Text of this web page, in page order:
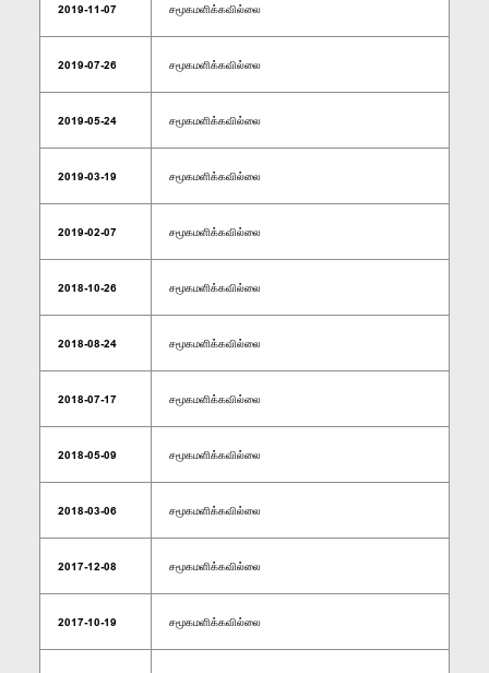
2019-11-07 சமூகமளிக்கவில்லை
2019-07-26 சமூகமளிக்கவில்லை
2019-05-24 சமூகமளிக்கவில்லை
2019-03-19 சமூகமளிக்கவில்லை
2019-02-07 சமூகமளிக்கவில்லை
2018-10-26 சமூகமளிக்கவில்லை
2018-08-24 சமூகமளிக்கவில்லை
2018-07-17 சமூகமளிக்கவில்லை
2018-05-09 சமூகமளிக்கவில்லை
2018-03-06 சமூகமளிக்கவில்லை
2017-12-08 சமூகமளிக்கவில்லை
2017-10-19 சமூகமளிக்கவில்லை